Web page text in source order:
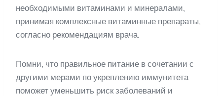
необходимыми витаминами и минералами,
принимая комплексные витаминные препараты,
согласно рекомендациям врача.
Помни, что правильное питание в сочетании с
другими мерами по укреплению иммунитета
поможет уменьшить риск заболеваний и